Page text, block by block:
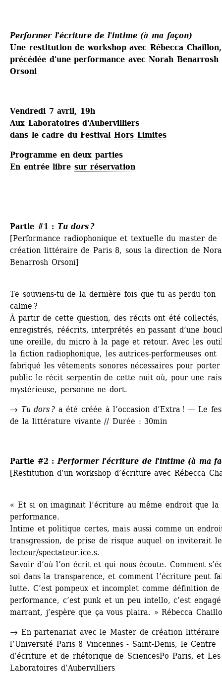
Performer l'écriture de l'intime (à ma façon)
Une restitution de workshop avec Rébecca Chaillon,
précédée d'une performance avec Norah Benarrosh
Orsoni
Vendredi 7 avril, 19h
Aux Laboratoires d'Aubervilliers
dans le cadre du Festival Hors Limites
Programme en deux parties
En entrée libre sur réservation
Partie #1 : Tu dors ?
[Performance radiophonique et textuelle du master de
création littéraire de Paris 8, sous la direction de
Benarrosh Orsoni]
Te souviens-tu de la dernière fois que tu as perdu ton
calme ?
À partir de cette question, des récits ont été collectés,
enregistrés, réécrits, interprétés en passant d’une
une oreille, du micro à la page et retour. Avec les
la fiction radiophonique, les autrices-performeuses ont
fabriqué les vêtements sonores nécessaires pour porter
public le récit serpentin de cette nuit où, pour une
mystérieuse, personne ne dort.
→ Tu dors ? a été créée à l’occasion d’Extra ! — Le
de la littérature vivante // Durée : 30min
Partie #2 : Performer l'écriture de l'intime (à ma
[Restitution d’un workshop d’écriture avec Rébecca
« Et si on imaginait l’écriture au même endroit que la
performance.
Intime et politique certes, mais aussi comme un
transgression, de prise de risque auquel on inviterait le
lecteur/spectateur.ice.s.
Savoir d’où l’on écrit et qui nous écoute. Comment
soi dans la transparence, et comment l’écriture peut
lutte. C’est pompeux et incomplet comme définition
performance, c’est punk et un peu intello, c’est
marrant, j’espère que ça vous plaira. » Rébecca
→ En partenariat avec le Master de création littéraire
l’Université Paris 8 Vincennes - Saint-Denis, le Centre
d’écriture et de rhétorique de SciencesPo Paris, et Les
Laboratoires d’Aubervilliers